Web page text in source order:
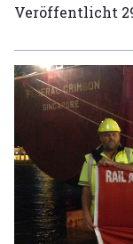
Veröffentlicht